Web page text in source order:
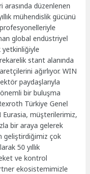
düzenlenen
mühendislik gücünü
global endüstriyel
yetkinliğiyle
stant alanında
ağırlıyor. WIN
paydaşlarıyla
bir buluşma
Türkiye Genel
Eurasia, müşterilerimiz,
bir araya gelerek
geliştirdiğimiz çok
50 yıllık
ve kontrol
ekosistemimizle